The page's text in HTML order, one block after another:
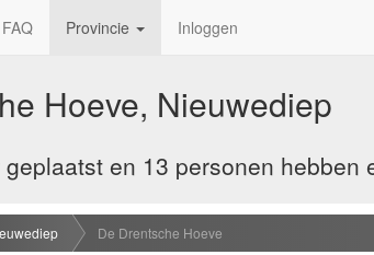
FAQ Provincie Inloggen
Hoeve, Nieuwediep
en 13 personen
De Drentsche Hoeve